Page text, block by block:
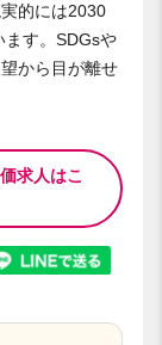
的には2030
す。SDGsや
から目が離せ
求人はこ